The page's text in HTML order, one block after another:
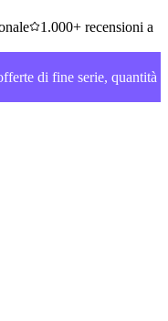
1.000+ recensioni a
di fine serie, quantità